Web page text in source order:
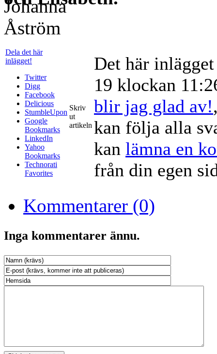
Dela det här
inlägget!
Twitter
Digg
Facebook
Delicious
StumbleUpon
Google
Bookmarks
LinkedIn
Yahoo
Bookmarks
Technorati
Favorites
Skriv
ut
artikeln
Det här
19 klockan
blir jag glad av!
kan följa alla
kan lämna en
från din egen
Kommentarer (0)
Inga kommentarer ännu.